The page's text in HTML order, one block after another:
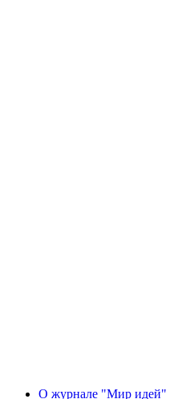
О журнале "Мир идей"